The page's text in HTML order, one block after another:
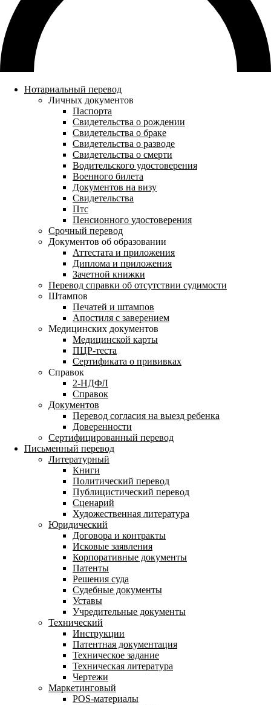
Нотариальный перевод
Личных документов
Паспорта
Свидетельства о рождении
Свидетельства о браке
Свидетельства о разводе
Свидетельства о смерти
Водительского удостоверения
Военного билета
Документов на визу
Свидетельства
Птс
Пенсионного удостоверения
Срочный перевод
Документов об образовании
Аттестата и приложения
Диплома и приложения
Зачетной книжки
Перевод справки об отсутствии судимости
Штампов
Печатей и штампов
Апостиля с заверением
Медицинских документов
Медицинской карты
ПЦР-теста
Сертификата о прививках
Справок
2-НДФЛ
Справок
Документов
Перевод согласия на выезд ребенка
Доверенности
Сертифицированный перевод
Письменный перевод
Литературный
Книги
Политический перевод
Публицистический перевод
Сценарий
Художественная литература
Юридический
Договора и контракты
Исковые заявления
Корпоративные документы
Патенты
Решения суда
Судебные документы
Уставы
Учредительные документы
Технический
Инструкции
Патентная документация
Техническое задание
Техническая литература
Чертежи
Маркетинговый
POS-материалы